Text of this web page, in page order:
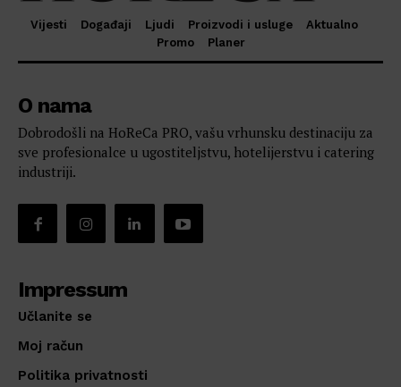
Vijesti Događaji Ljudi Proizvodi i usluge
Aktualno
Promo
Planer
O nama
Dobrodošli na HoReCa PRO, vašu vrhunsku destinaciju za
sve profesionalce u ugostiteljstvu, hotelijerstvu i catering
industriji.
Impressum
Učlanite se
Moj račun
Politika privatnosti